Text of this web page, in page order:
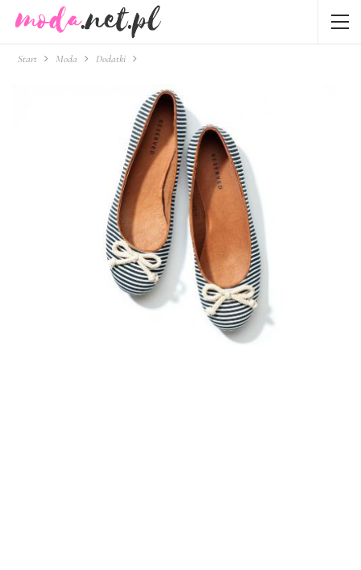
Start Moda Dodatki